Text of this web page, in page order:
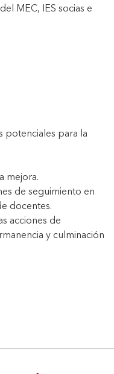
MEC, IES socias e
potenciales para la
mejora.
de seguimiento en
docentes.
acciones de
y culminación